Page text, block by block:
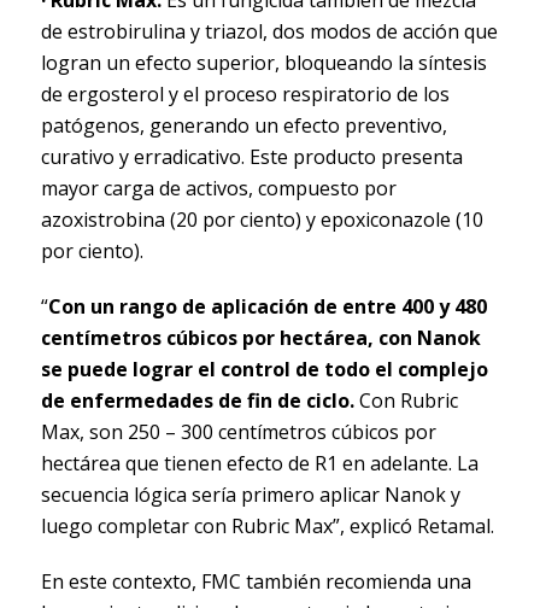
de estrobirulina y triazol, dos modos de acción que
logran un efecto superior, bloqueando la síntesis
de ergosterol y el proceso respiratorio de los
patógenos, generando un efecto preventivo,
curativo y erradicativo. Este producto presenta
mayor carga de activos, compuesto por
azoxistrobina (20 por ciento) y epoxiconazole (10
por ciento).
“Con un rango de aplicación de entre 400 y 480
centímetros cúbicos por hectárea, con Nanok
se puede lograr el control de todo el complejo
de enfermedades de fin de ciclo.Con Rubric
Max, son 250 – 300 centímetros cúbicos por
hectárea que tienen efecto de R1 en adelante. La
secuencia lógica sería primero aplicar Nanok y
luego completar con Rubric Max”, explicó Retamal.
En este contexto, FMC también recomienda una